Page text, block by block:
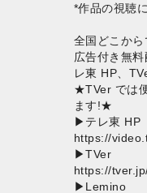
*作品の視聴
全国どこか
広告付き無
レ東 HP、
★TVer では
ます!★
▶テレ東 HP
https://
▶TVer
https://
▶Lemino